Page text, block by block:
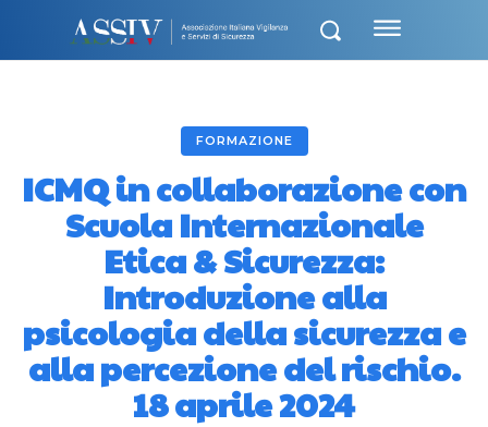
FORMAZIONE
ICMQ in collaborazione con
Scuola Internazionale
Etica & Sicurezza:
Introduzione alla
psicologia della sicurezza e
alla percezione del rischio.
18 aprile 2024